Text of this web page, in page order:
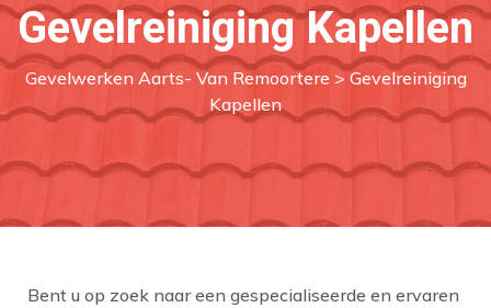
Gevelreiniging Kapellen
Gevelwerken Aarts- Van Remoortere > Gevelreiniging
Kapellen
Bent u op zoek naar een gespecialiseerde en ervaren